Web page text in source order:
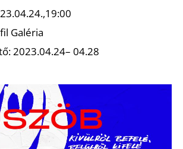
Galéria
2023.04.24– 04.28